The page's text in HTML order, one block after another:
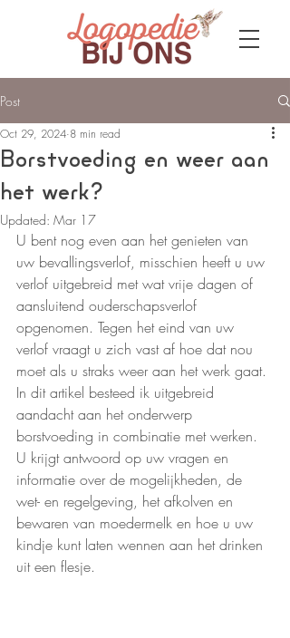
Post
Borstvoeding en weer aan
het werk?
Oct 29, 2024 8 min read
Updated: Mar 17
U bent nog even aan het genieten van
uw bevallingsverlof, misschien heeft u uw
verlof uitgebreid met wat vrije dagen of
aansluitend ouderschapsverlof
opgenomen. Tegen het eind van uw
verlof vraagt u zich vast af hoe dat nou
moet als u straks weer aan het werk gaat.
In dit artikel besteed ik uitgebreid
aandacht aan het onderwerp
borstvoeding in combinatie met werken.
U krijgt antwoord op uw vragen en
informatie over de mogelijkheden, de
wet- en regelgeving, het afkolven en
bewaren van moedermelk en hoe u uw
kindje kunt laten wennen aan het drinken
uit een flesje.